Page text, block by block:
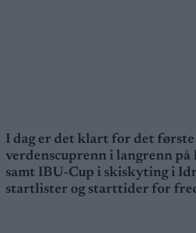
I dag er det klart for det
verdenscuprenn i langrenn på
samt IBU-Cup i skiskyting i
startlister og starttider for